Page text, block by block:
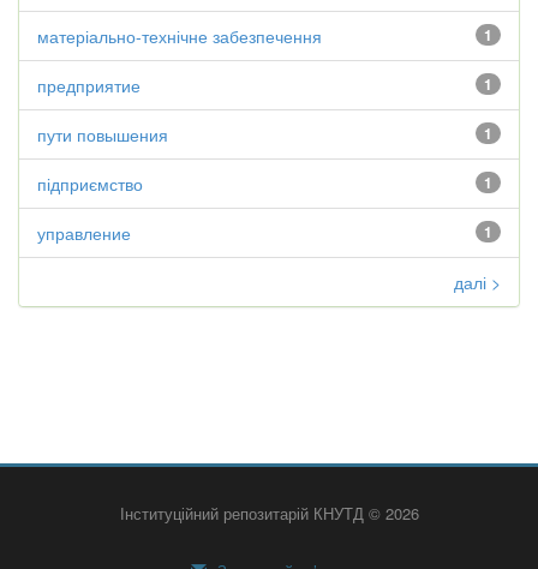
1
матеріально-технічне забезпечення
1
предприятие
1
пути повышения
1
підприємство
1
управление
далі >
Інституційний репозитарій КНУТД © 2026